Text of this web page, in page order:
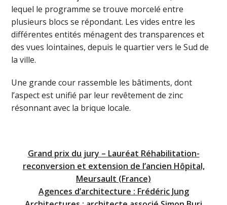
lequel le programme se trouve morcelé entre
plusieurs blocs se répondant. Les vides entre les
différentes entités ménagent des transparences et
des vues lointaines, depuis le quartier vers le Sud de
la ville.
Une grande cour rassemble les bâtiments, dont
l’aspect est unifié par leur revêtement de zinc
résonnant avec la brique locale.
Grand prix du jury – Lauréat Réhabilitation-
reconversion et extension de l’ancien Hôpital,
Meursault (France)
Agences d’architecture : Frédéric Jung